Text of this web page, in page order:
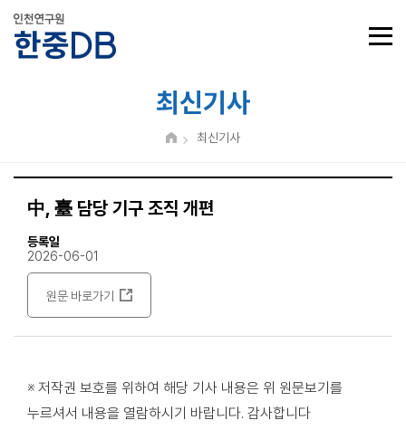
최신기사
최신기사
中, 臺 담당 기구 조직 개편
등록일
2026-06-01
원문 바로가기
※ 저작권 보호를 위하여 해당 기사 내용은 위 원문보기를
누르셔서 내용을 열람하시기 바랍니다. 감사합니다